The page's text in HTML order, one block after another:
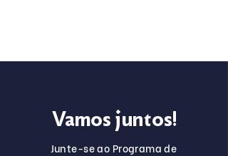
Vamos juntos!
Junte-se ao Programa de